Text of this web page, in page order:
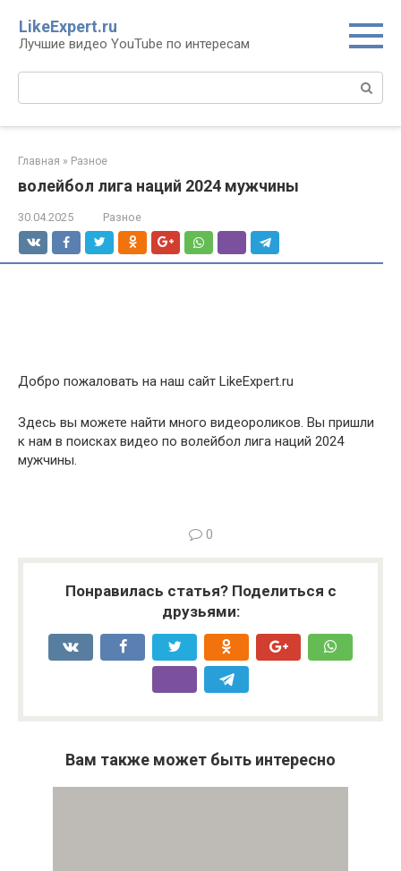
контенту
LikeExpert.ru
Лучшие видео YouTube по интересам
Главная » Разное
волейбол лига наций 2024 мужчины
30.04.2025 Разное
Добро пожаловать на наш сайт LikeExpert.ru
Здесь вы можете найти много видеороликов. Вы пришли
к нам в поисках видео по волейбол лига наций 2024
мужчины.
0
Понравилась статья? Поделиться с
друзьями:
Вам также может быть интересно